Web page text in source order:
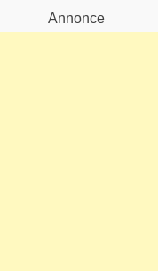
Annonce